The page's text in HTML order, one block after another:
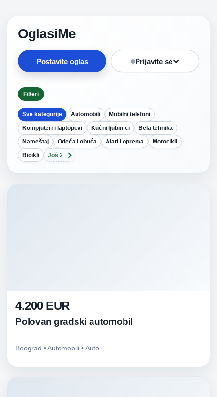
OglasiMe
Postavite oglas Prijavite se
Filteri
Sve kategorije Automobili
Mobilni telefoni
Kompjuteri i laptopovi
Kućni ljubimci
Bela tehnika
Nameštaj
Odeća i obuća Alati i oprema
Motocikli
Bicikli
Još 2
4.200 EUR
Polovan gradski automobil
Beograd • Automobili • Auto